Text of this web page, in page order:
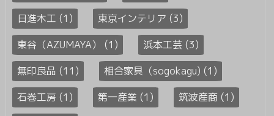
日進木工 (1)
東京インテリア (3)
東谷（AZUMAYA） (1)
浜本工芸 (3)
無印良品 (11)
相合家具（sogokagu) (1)
石巻工房 (1)
第一産業 (1)
筑波産商 (1)